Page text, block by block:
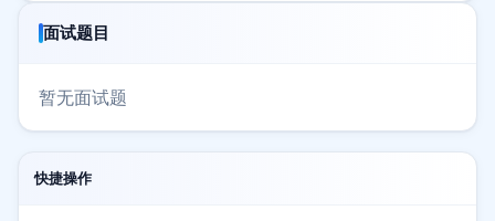
面试题目
暂无面试题
快捷操作